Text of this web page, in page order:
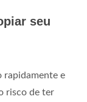
seu
rapidamente e
risco de ter